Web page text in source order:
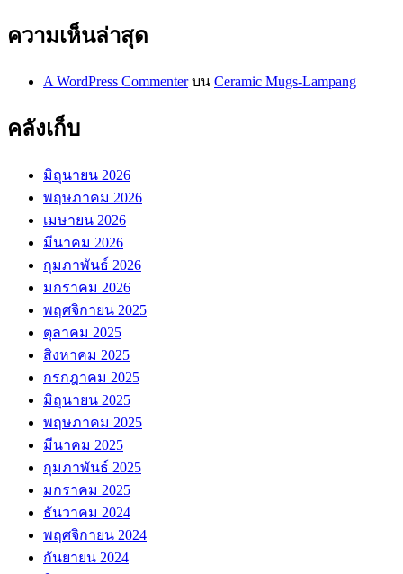
ความเห็นล่าสุด
A WordPress Commenterบน Ceramic Mugs-Lampang
คลังเก็บ
มิถุนายน 2026
พฤษภาคม 2026
เมษายน 2026
มีนาคม 2026
กุมภาพันธ์ 2026
มกราคม 2026
พฤศจิกายน 2025
ตุลาคม 2025
สิงหาคม 2025
กรกฎาคม 2025
มิถุนายน 2025
พฤษภาคม 2025
มีนาคม 2025
กุมภาพันธ์ 2025
มกราคม 2025
ธันวาคม 2024
พฤศจิกายน 2024
กันยายน 2024